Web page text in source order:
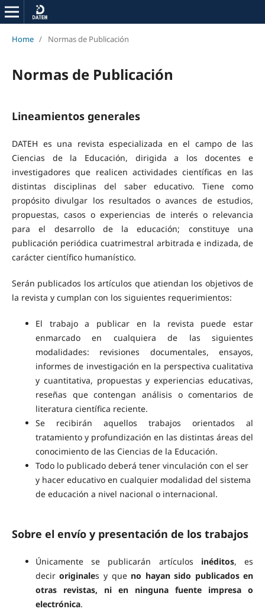
Home / Normas de Publicación
Normas de Publicación
Lineamientos generales
DATEH es una revista especializada en el campo de las
Ciencias de la Educación, dirigida a los docentes e
investigadores que realicen actividades científicas en las
distintas disciplinas del saber educativo. Tiene como
propósito divulgar los resultados o avances de estudios,
propuestas, casos o experiencias de interés o relevancia
para el desarrollo de la educación; constituye una
publicación periódica cuatrimestral arbitrada e indizada, de
carácter científico humanístico.
Serán publicados los artículos que atiendan los objetivos de
la revista y cumplan con los siguientes requerimientos:
El trabajo a publicar en la revista puede estar
enmarcado en cualquiera de las siguientes
modalidades: revisiones documentales, ensayos,
informes de investigación en la perspectiva cualitativa
y cuantitativa, propuestas y experiencias educativas,
reseñas que contengan análisis o comentarios de
literatura científica reciente.
Se recibirán aquellos trabajos orientados al
tratamiento y profundización en las distintas áreas del
conocimiento de las Ciencias de la Educación.
Todo lo publicado deberá tener vinculación con el ser
y hacer educativo en cualquier modalidad del sistema
de educación a nivel nacional o internacional.
Sobre el envío y presentación de los trabajos
Únicamente se publicarán artículos inéditos, es
deciroriginales y que no hayan sido publicados en
otras revistas, ni en ninguna fuente impresa o
electrónica.